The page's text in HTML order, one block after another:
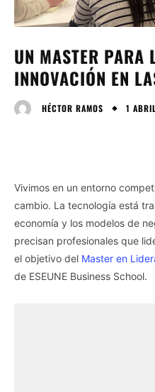
UN MASTER PARA
INNOVACIÓN EN
HÉCTOR RAMOS 1
Vivimos en un entorno
cambio. La tecnología está
economía y los modelos de
precisan profesionales que
el objetivo del Master en
de ESEUNE Business School.